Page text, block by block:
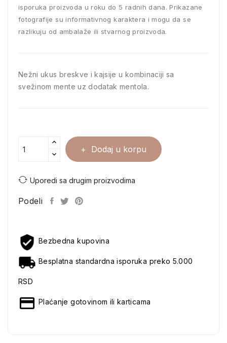
isporuka proizvoda u roku do 5 radnih dana. Prikazane
fotografije su informativnog karaktera i mogu da se
razlikuju od ambalaže ili stvarnog proizvoda.
Nežni ukus breskve i kajsije u kombinaciji sa
svežinom mente uz dodatak mentola.
Dodaj u korpu
Uporedi sa drugim proizvodima
Podeli
Bezbedna kupovina
Besplatna standardna isporuka preko 5.000
RSD
Plaćanje gotovinom ili karticama